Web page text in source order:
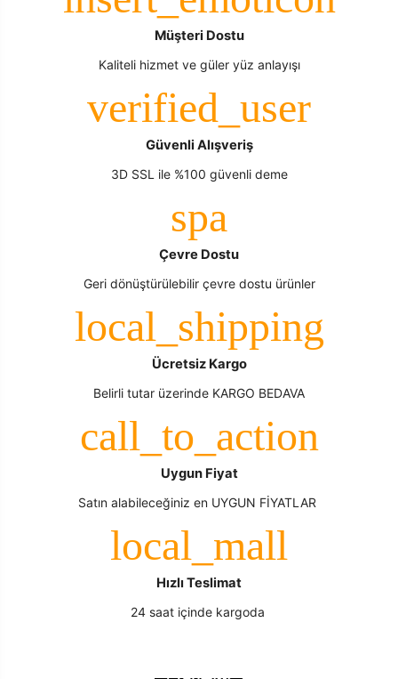
Müşteri Dostu
Kaliteli hizmet ve güler yüz anlayışı
Güvenli Alışveriş
3D SSL ile %100 güvenli deme
Çevre Dostu
Geri dönüştürülebilir çevre dostu ürünler
Ücretsiz Kargo
Belirli tutar üzerinde KARGO BEDAVA
Uygun Fiyat
Satın alabileceğiniz en UYGUN FİYATLAR
Hızlı Teslimat
24 saat içinde kargoda